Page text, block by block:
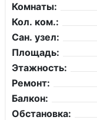
Комнаты:
Кол. ком.:
Сан. узел:
Площадь:
Этажность:
Ремонт:
Балкон:
Обстановка: